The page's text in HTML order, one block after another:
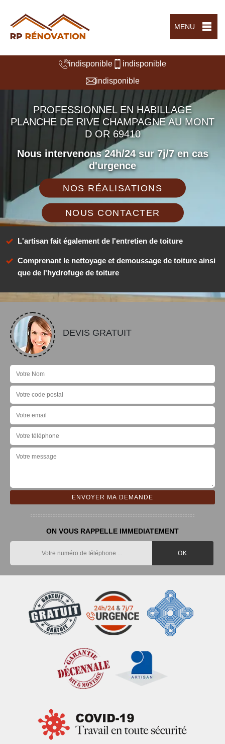
MENU
indisponible
indisponible
indisponible
PROFESSIONNEL EN HABILLAGE
PLANCHE DE RIVE CHAMPAGNE AU MONT
D OR 69410
Nous intervenons 24h/24 sur 7j/7 en cas
d'urgence
NOS RÉALISATIONS
NOUS CONTACTER
L'artisan fait également de l'entretien de toiture
Comprenant le nettoyage et demoussage de toiture ainsi
que de l'hydrofuge de toiture
DEVIS GRATUIT
ON VOUS RAPPELLE IMMEDIATEMENT